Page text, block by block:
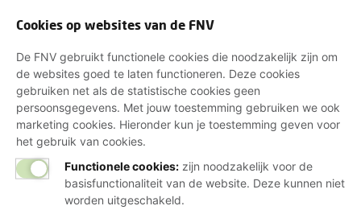
Cookies op websites van de FNV
De FNV gebruikt functionele cookies die noodzakelijk zijn om
de websites goed te laten functioneren. Deze cookies
gebruiken net als de statistische cookies geen
persoonsgegevens. Met jouw toestemming gebruiken we ook
marketing cookies. Hieronder kun je toestemming geven voor
het gebruik van cookies.
Functionele cookies: zijn noodzakelijk voor de
basisfunctionaliteit van de website. Deze kunnen niet
worden uitgeschakeld.